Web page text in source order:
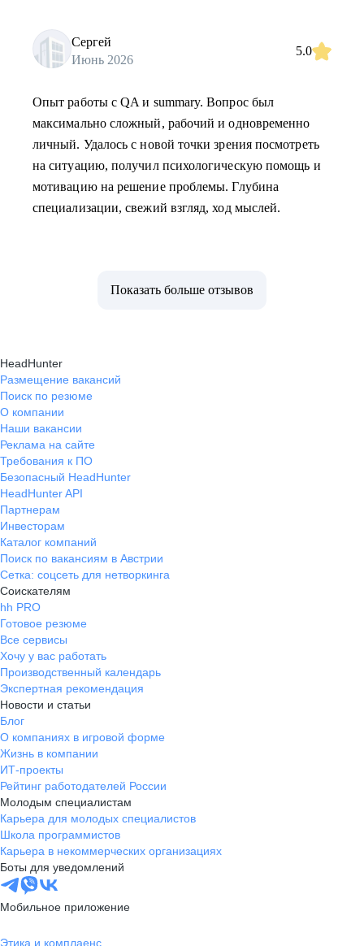
Сергей
Июнь 2026
5.0
Опыт работы с QA и summary. Вопрос был
максимально сложный, рабочий и одновременно
личный. Удалось с новой точки зрения посмотреть
на ситуацию, получил психологическую помощь и
мотивацию на решение проблемы. Глубина
специализации, свежий взгляд, ход мыслей.
Показать больше отзывов
HeadHunter
Размещение вакансий
Поиск по резюме
О компании
Наши вакансии
Реклама на сайте
Требования к ПО
Безопасный HeadHunter
HeadHunter API
Партнерам
Инвесторам
Каталог компаний
Поиск по вакансиям в Австрии
Сетка: соцсеть для нетворкинга
Соискателям
hh PRO
Готовое резюме
Все сервисы
Хочу у вас работать
Производственный календарь
Экспертная рекомендация
Новости и статьи
Блог
О компаниях в игровой форме
Жизнь в компании
ИТ-проекты
Рейтинг работодателей России
Молодым специалистам
Карьера для молодых специалистов
Школа программистов
Карьера в некоммерческих организациях
Боты для уведомлений
Мобильное приложение
Этика и комплаенс